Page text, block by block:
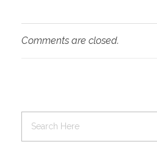
Comments are closed.